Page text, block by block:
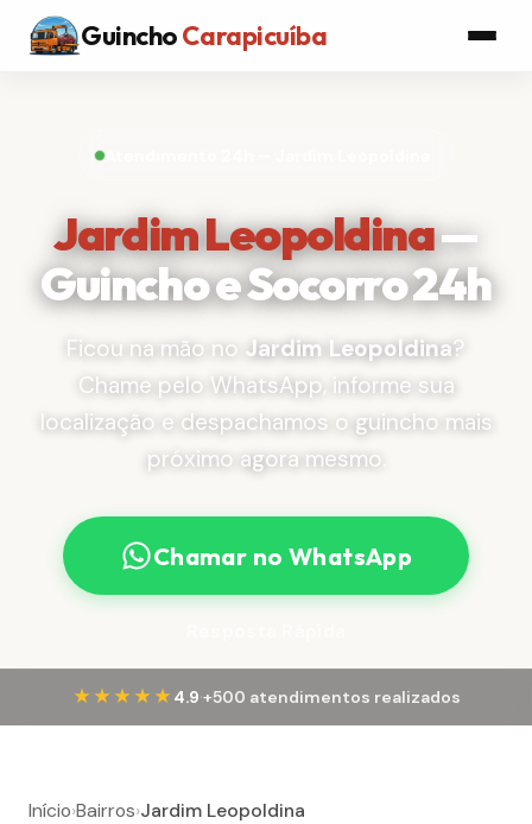
GuinchoCarapicuíba
Atendimento 24h — Jardim Leopoldina
Jardim Leopoldina—
Guincho e Socorro 24h
Ficou na mão no Jardim Leopoldina?
Chame pelo WhatsApp, informe sua
localização e despachamos o guincho mais
próximo agora mesmo.
Chamar no WhatsApp
★★★★★ 4.9·+500 atendimentos realizados
Início›Bairros›Jardim Leopoldina